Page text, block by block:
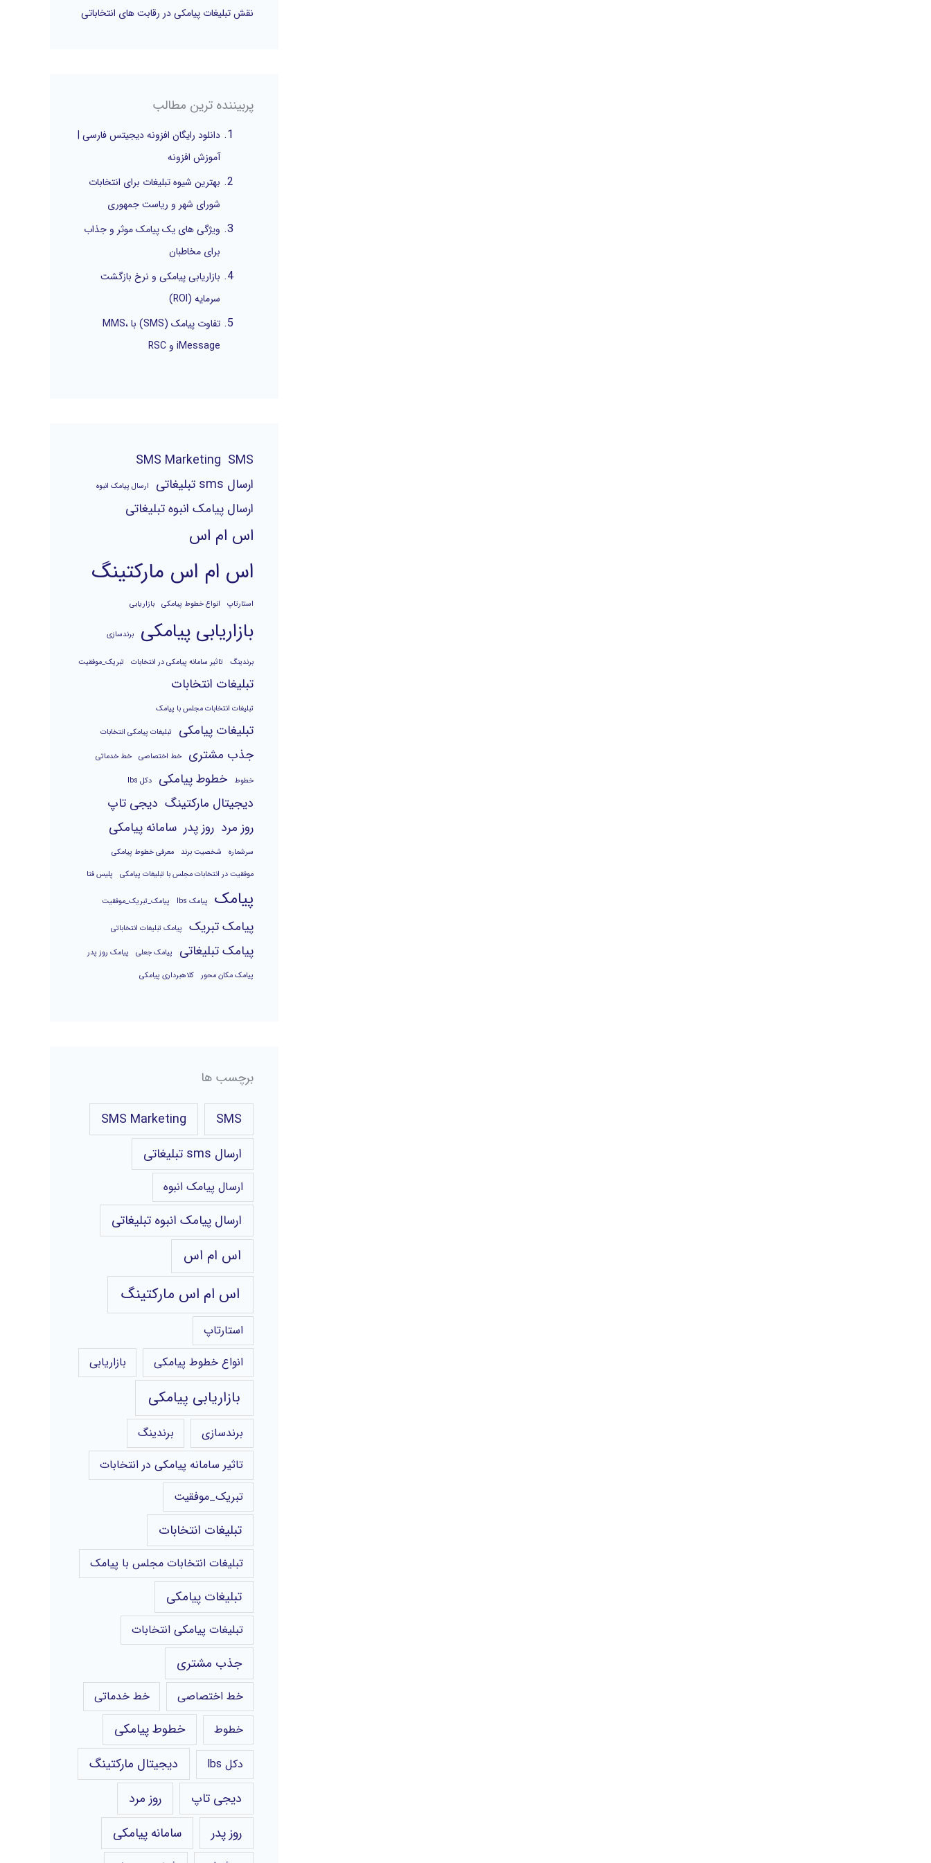
نقش تبلیغات پیامکی در رقابت های انتخاباتی
پربیننده ترین مطالب
دانلود رایگان افزونه دیجیتس فارسی |
آموزش افزونه
بهترین شیوه تبلیغات برای انتخابات
شورای شهر و ریاست جمهوری
ویژگی های یک پیامک موثر و جذاب
برای مخاطبان
بازاریابی پیامکی و نرخ بازگشت
سرمایه (ROI)
تفاوت پیامک (SMS) با MMS،
iMessage و RSC
SMS
SMS Marketing
ارسال sms تبلیغاتی
ارسال پیامک انبوه
ارسال پیامک انبوه تبلیغاتی
اس ام اس
اس ام اس مارکتینگ
استارتاپ انواع خطوط پیامکی بازاریابی
بازاریابی پیامکی برندسازی
برندینگ تاثیر سامانه پیامکی در انتخابات تبریک_موفقیت
تبلیغات انتخابات
تبلیغات انتخابات مجلس با پیامک
تبلیغات پیامکی تبلیغات پیامکی انتخابات
جذب مشتری خط اختصاصی خط خدماتی
خطوط خطوط پیامکی دکل lbs
دیجیتال مارکتینگ دیجی تاپ
روز مرد روز پدر سامانه پیامکی
سرشماره شخصیت برند معرفی خطوط پیامکی
موفقیت در انتخابات مجلس با تبلیغات پیامکی
پلیس فتا
پیامک پیامک lbs پیامک_تبریک_موفقیت
پیامک تبریک پیامک تبلیغات انتخاباتی
پیامک تبلیغاتی پیامک جعلی
پیامک روز پدر
پیامک مکان محور کلاهبرداری پیامکی
برچسب ها
SMS
SMS Marketing
ارسال sms تبلیغاتی
ارسال پیامک انبوه
ارسال پیامک انبوه تبلیغاتی
اس ام اس
اس ام اس مارکتینگ
استارتاپ
انواع خطوط پیامکی
بازاریابی
بازاریابی پیامکی
برندسازی
برندینگ
تاثیر سامانه پیامکی در انتخابات
تبریک_موفقیت
تبلیغات انتخابات
تبلیغات انتخابات مجلس با پیامک
تبلیغات پیامکی
تبلیغات پیامکی انتخابات
جذب مشتری
خط اختصاصی
خط خدماتی
خطوط
خطوط پیامکی
دکل lbs
دیجیتال مارکتینگ
دیجی تاپ
روز مرد
روز پدر
سامانه پیامکی